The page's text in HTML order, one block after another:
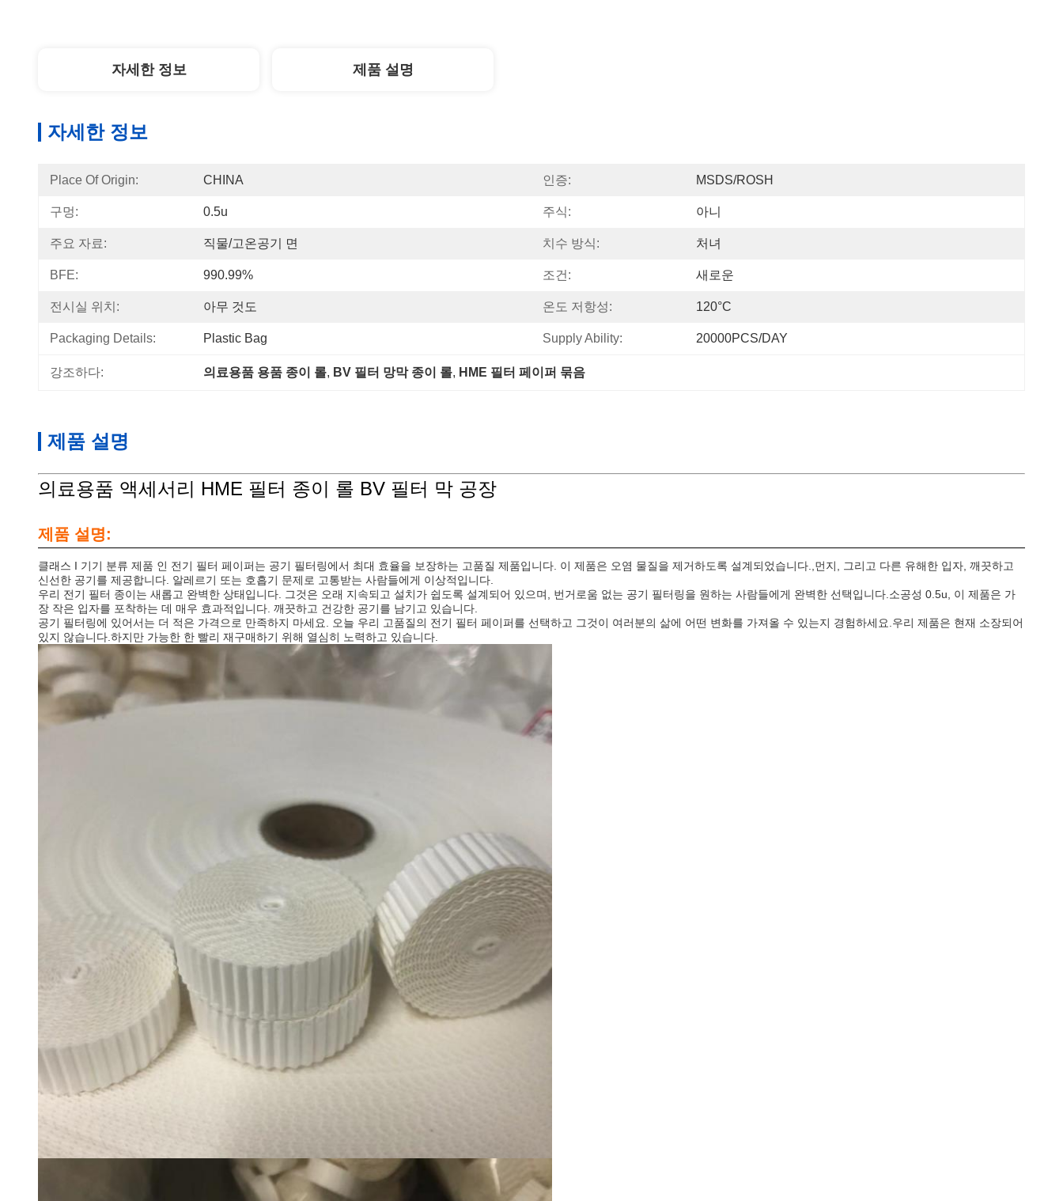
자세한 정보 제품 설명
자세한 정보
Place Of Origin: CHINA 인증: MSDS/ROSH
구멍: 0.5u 주식: 아니
주요 자료: 직물/고온공기 면 치수 방식: 처녀
BFE: 990.99% 조건: 새로운
전시실 위치: 아무 것도 온도 저항성: 120°C
Packaging Details: Plastic Bag Supply Ability: 20000PCS/DAY
강조하다: 의료용품 용품 종이 롤, BV 필터 망막 종이 롤, HME 필터 페이퍼 묶음
제품 설명
의료용품 액세서리 HME 필터 종이 롤 BV 필터 막 공장
제품 설명:
클래스 I 기기 분류 제품 인 전기 필터 페이퍼는 공기 필터링에서 최대 효율을 보장하는 고품질 제품입니다. 이 제품은 오염 물질을 제거하도록 설계되었습니다.,먼지, 그리고 다른 유해한 입자, 깨끗하고
신선한 공기를 제공합니다. 알레르기 또는 호흡기 문제로 고통받는 사람들에게 이상적입니다.
우리 전기 필터 종이는 새롭고 완벽한 상태입니다. 그것은 오래 지속되고 설치가 쉽도록 설계되어 있으며, 번거로움 없는 공기 필터링을 원하는 사람들에게 완벽한 선택입니다.소공성 0.5u, 이 제품은 가
장 작은 입자를 포착하는 데 매우 효과적입니다. 깨끗하고 건강한 공기를 남기고 있습니다.
공기 필터링에 있어서는 더 적은 가격으로 만족하지 마세요. 오늘 우리 고품질의 전기 필터 페이퍼를 선택하고 그것이 여러분의 삶에 어떤 변화를 가져올 수 있는지 경험하세요.우리 제품은 현재 소장되어
있지 않습니다.하지만 가능한 한 빨리 재구매하기 위해 열심히 노력하고 있습니다.